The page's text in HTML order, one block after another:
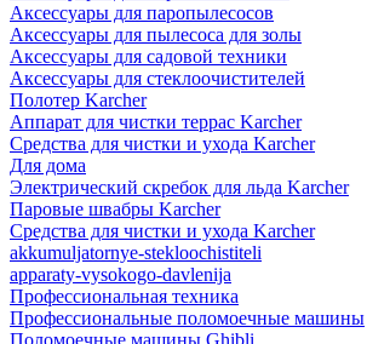
Аксессуары для паропылесосов
Аксессуары для пылесоса для золы
Аксессуары для садовой техники
Аксессуары для стеклоочистителей
Полотер Karcher
Аппарат для чистки террас Karcher
Средства для чистки и ухода Karcher
Для дома
Электрический скребок для льда Karcher
Паровые швабры Karcher
Средства для чистки и ухода Karcher
akkumuljatornye-stekloochistiteli
apparaty-vysokogo-davlenija
Профессиональная техника
Профессиональные поломоечные машины
Поломоечные машины Ghibli